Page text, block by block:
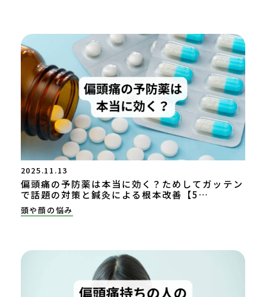
2025.11.13
偏頭痛の予防薬は本当に効く？ためしてガッテン
で話題の対策と鍼灸による根本改善【5…
頭や顔の悩み